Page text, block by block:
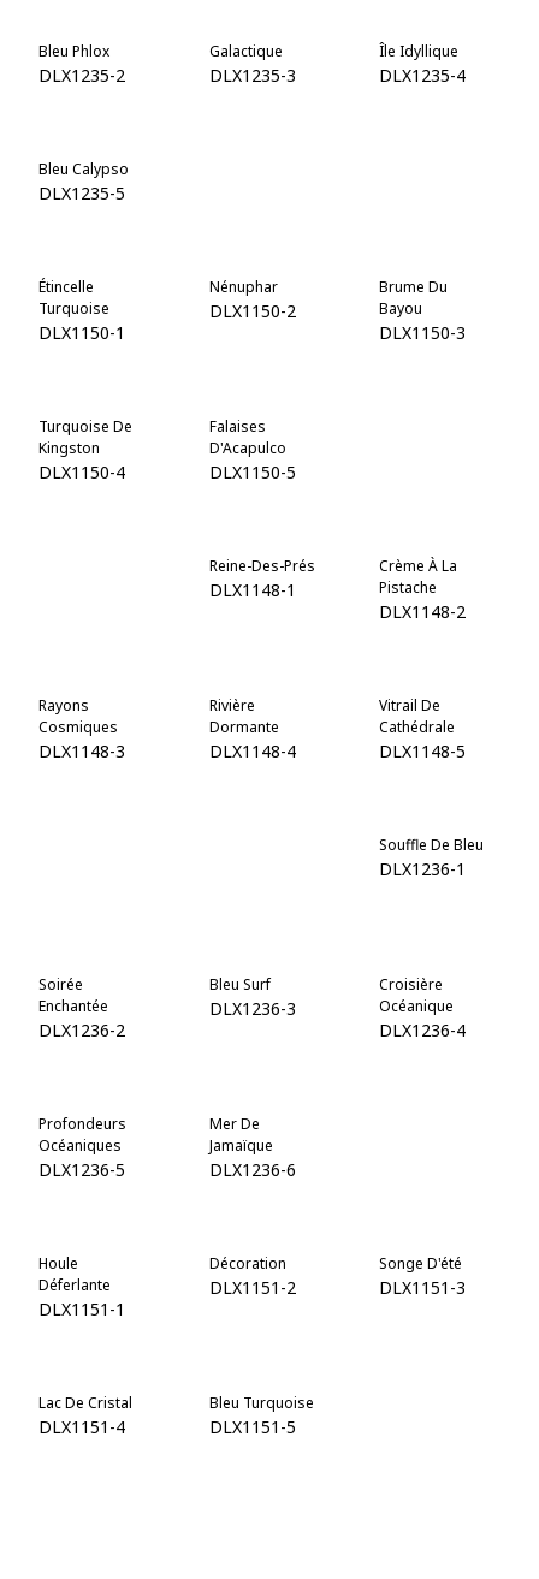
Bleu Phlox
DLX1235-2
Galactique
DLX1235-3
Île Idyllique
DLX1235-4
Bleu Calypso
DLX1235-5
Étincelle
Turquoise
DLX1150-1
Nénuphar
DLX1150-2
Brume Du
Bayou
DLX1150-3
Turquoise De
Kingston
DLX1150-4
Falaises
D'Acapulco
DLX1150-5
Reine-Des-Prés
DLX1148-1
Crème À La
Pistache
DLX1148-2
Rayons
Cosmiques
DLX1148-3
Rivière
Dormante
DLX1148-4
Vitrail De
Cathédrale
DLX1148-5
Souffle De Bleu
DLX1236-1
Soirée
Enchantée
DLX1236-2
Bleu Surf
DLX1236-3
Croisière
Océanique
DLX1236-4
Profondeurs
Océaniques
DLX1236-5
Mer De
Jamaïque
DLX1236-6
Houle
Déferlante
DLX1151-1
Décoration
DLX1151-2
Songe D'été
DLX1151-3
Lac De Cristal
DLX1151-4
Bleu Turquoise
DLX1151-5